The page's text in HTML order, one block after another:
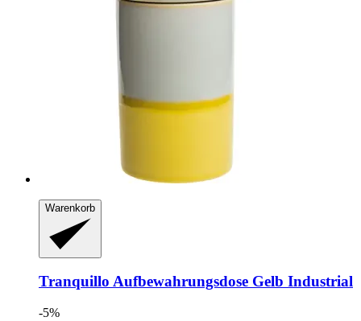
Warenkorb
Tranquillo Aufbewahrungsdose Gelb Industrial
-5%